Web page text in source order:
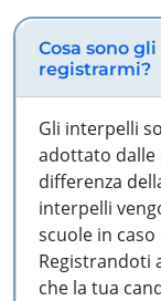
Cosa sono
registrarmi?
Gli interpelli
adottato dalle
differenza
interpelli
scuole in
Registrandoti
che la tua